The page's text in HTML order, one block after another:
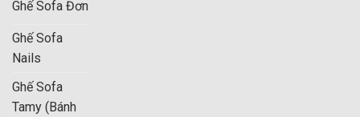
Không gian kinh doanh:
chụp ảnh, thẩm mỹ viện, sảnh khách sạn. Từ đó, tạo ra
một khu vực chờ thoải mái cho khách hàng, tăng tính
thẩm mỹ, chuyên nghiệp.
Ghế Sofa Đơn
Ghế Sofa
Nails
Ghế Sofa
Tamy (Bánh